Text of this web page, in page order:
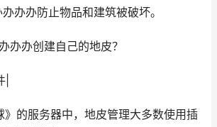
办办防止物品和建筑被破坏。
办办创建自己的地皮？
|
》的服务器中，地皮管理大多数使用插